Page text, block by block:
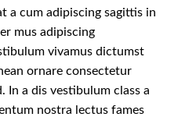
a cum adipiscing sagittis in
mus adipiscing
vivamus dictumst
ornare consectetur
In a dis vestibulum class a
nostra lectus fames